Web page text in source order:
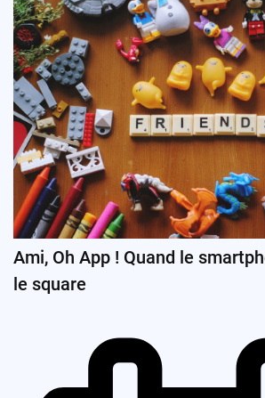
Ami, Oh App ! Quand le
le square